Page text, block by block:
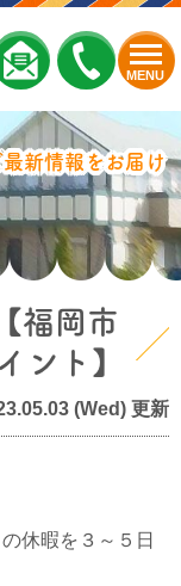
MENU
新情報をお届け
福岡市
ント】
(Wed) 更新
休暇を３～５日